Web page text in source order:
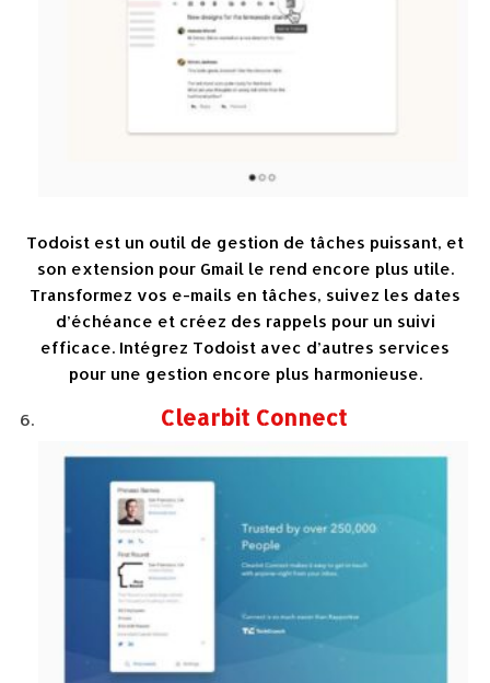
Todoist est un outil de gestion de tâches puissant, et
son extension pour Gmail le rend encore plus utile.
Transformez vos e-mails en tâches, suivez les dates
d’échéance et créez des rappels pour un suivi
efficace. Intégrez Todoist avec d’autres services
pour une gestion encore plus harmonieuse.
Clearbit Connect